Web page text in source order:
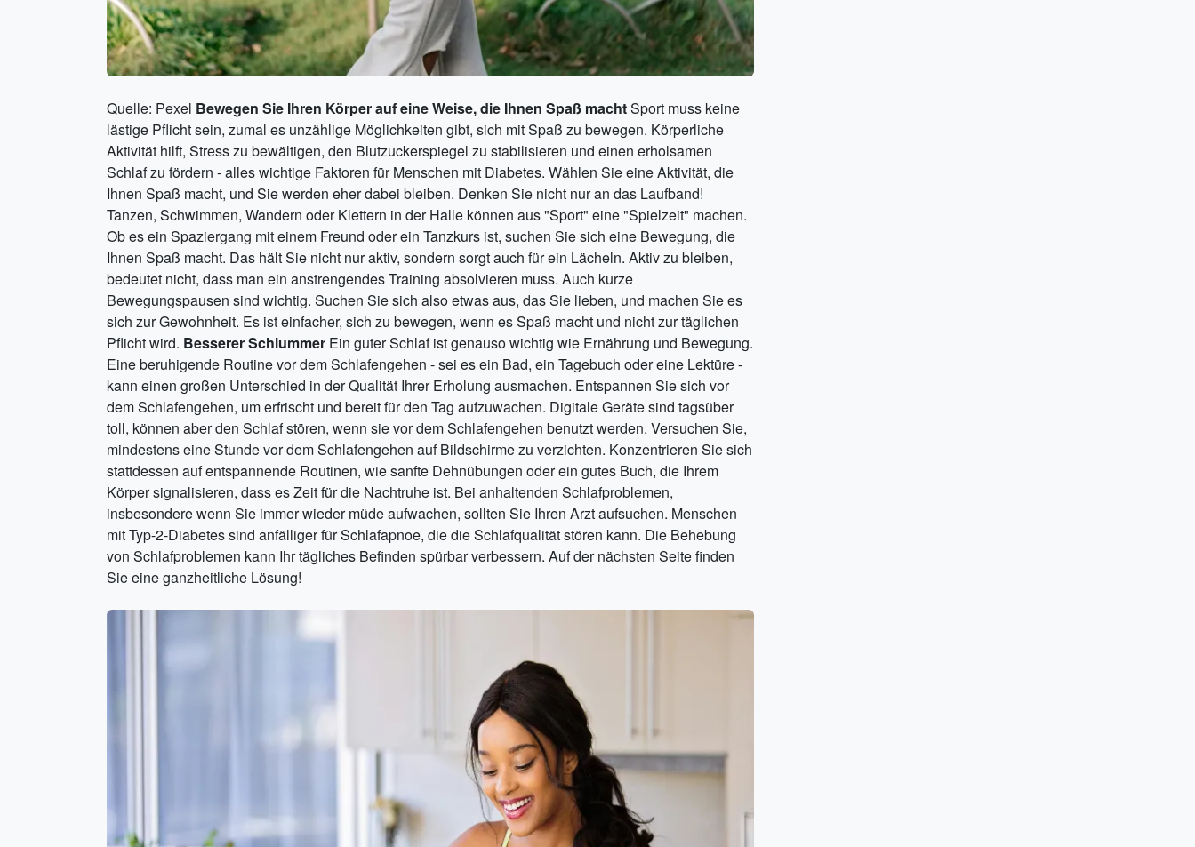
Quelle: Pexel Bewegen Sie Ihren Körper auf eine Weise, die Ihnen Spaß machtSport muss keine
lästige Pflicht sein, zumal es unzählige Möglichkeiten gibt, sich mit Spaß zu bewegen. Körperliche
Aktivität hilft, Stress zu bewältigen, den Blutzuckerspiegel zu stabilisieren und einen erholsamen
Schlaf zu fördern - alles wichtige Faktoren für Menschen mit Diabetes. Wählen Sie eine Aktivität, die
Ihnen Spaß macht, und Sie werden eher dabei bleiben. Denken Sie nicht nur an das Laufband!
Tanzen, Schwimmen, Wandern oder Klettern in der Halle können aus "Sport" eine "Spielzeit" machen.
Ob es ein Spaziergang mit einem Freund oder ein Tanzkurs ist, suchen Sie sich eine Bewegung, die
Ihnen Spaß macht. Das hält Sie nicht nur aktiv, sondern sorgt auch für ein Lächeln. Aktiv zu bleiben,
bedeutet nicht, dass man ein anstrengendes Training absolvieren muss. Auch kurze
Bewegungspausen sind wichtig. Suchen Sie sich also etwas aus, das Sie lieben, und machen Sie es
sich zur Gewohnheit. Es ist einfacher, sich zu bewegen, wenn es Spaß macht und nicht zur täglichen
Pflicht wird. Besserer Schlummer Ein guter Schlaf ist genauso wichtig wie Ernährung und Bewegung.
Eine beruhigende Routine vor dem Schlafengehen - sei es ein Bad, ein Tagebuch oder eine Lektüre -
kann einen großen Unterschied in der Qualität Ihrer Erholung ausmachen. Entspannen Sie sich vor
dem Schlafengehen, um erfrischt und bereit für den Tag aufzuwachen. Digitale Geräte sind tagsüber
toll, können aber den Schlaf stören, wenn sie vor dem Schlafengehen benutzt werden. Versuchen Sie,
mindestens eine Stunde vor dem Schlafengehen auf Bildschirme zu verzichten. Konzentrieren Sie sich
stattdessen auf entspannende Routinen, wie sanfte Dehnübungen oder ein gutes Buch, die Ihrem
Körper signalisieren, dass es Zeit für die Nachtruhe ist. Bei anhaltenden Schlafproblemen,
insbesondere wenn Sie immer wieder müde aufwachen, sollten Sie Ihren Arzt aufsuchen. Menschen
mit Typ-2-Diabetes sind anfälliger für Schlafapnoe, die die Schlafqualität stören kann. Die Behebung
von Schlafproblemen kann Ihr tägliches Befinden spürbar verbessern. Auf der nächsten Seite finden
Sie eine ganzheitliche Lösung!